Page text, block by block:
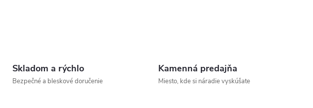
Skladom a rýchlo
Bezpečné a bleskové doručenie
Kamenná predajňa
Miesto, kde si náradie vyskúšate